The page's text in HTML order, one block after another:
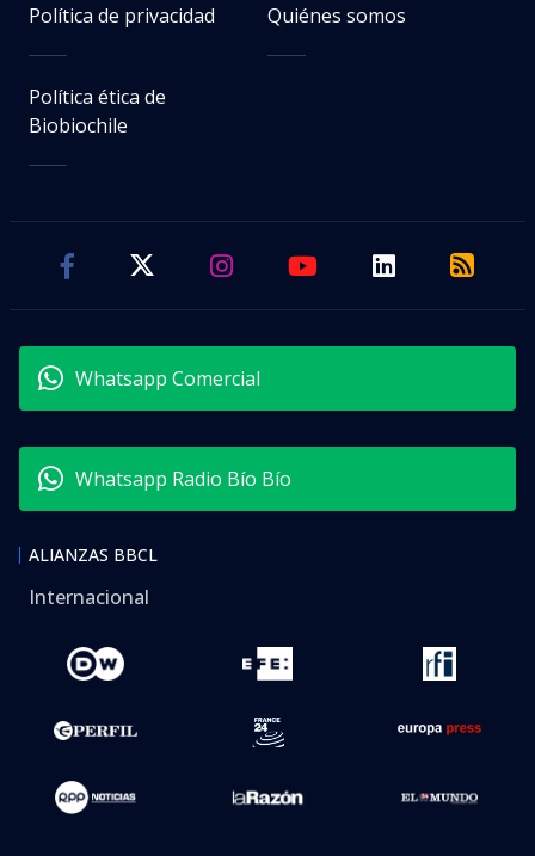
Política de privacidad Quiénes somos
Política ética de
Biobiochile
Whatsapp Comercial
Whatsapp Radio Bío Bío
ALIANZAS BBCL
Internacional